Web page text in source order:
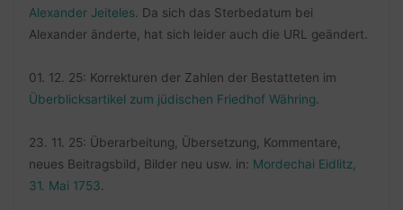
Alexander Jeiteles. Da sich das Sterbedatum bei
Alexander änderte, hat sich leider auch die URL geändert.
01. 12. 25: Korrekturen der Zahlen der Bestatteten im
Überblicksartikel zum jüdischen Friedhof Währing.
23. 11. 25: Überarbeitung, Übersetzung, Kommentare,
neues Beitragsbild, Bilder neu usw. in: Mordechai Eidlitz,
31. Mai 1753.